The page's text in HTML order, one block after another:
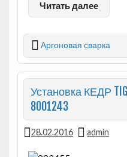
Читать далее
Аргоновая сварка
Установка КЕДР TIG
8001243
28.02.2016 admin